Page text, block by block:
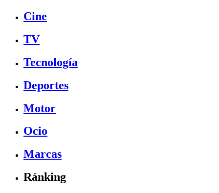
Cine
TV
Tecnología
Deportes
Motor
Ocio
Marcas
Ránking